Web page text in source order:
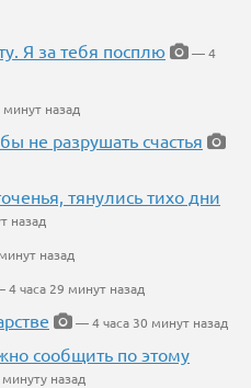
Я за тебя посплю
— 4
назад
не разрушать счастья
тянулись тихо дни
назад
назад
4 часа 29 минут назад
— 4 часа 30 минут назад
сообщить по этому
назад